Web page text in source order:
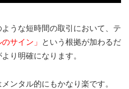
うな短時間の取引において、テ
のサイン」
という根拠が加わるだ
り明確になります。
ンタル的にもかなり楽です。